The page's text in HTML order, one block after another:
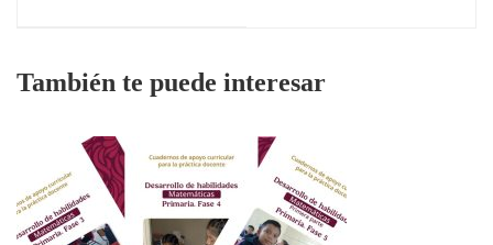
También te puede interesar